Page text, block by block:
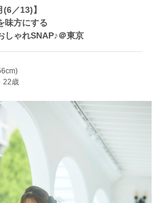
(6／13)】
味方にする
しゃれSNAP♪＠東京
22歳